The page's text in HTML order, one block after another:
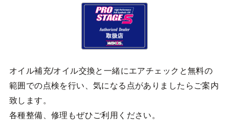
オイル補充/オイル交換と一緒にエアチェックと無料の
範囲での点検を行い、気になる点がありましたらご案内
致します。
各種整備、修理もぜひご利用ください。